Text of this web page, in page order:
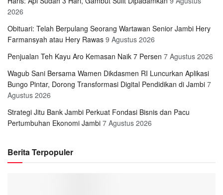
2026
Obituari: Telah Berpulang Seorang Wartawan Senior Jambi Hery
Farmansyah atau Hery Rawas 9 Agustus 2026
Penjualan Teh Kayu Aro Kemasan Naik 7 Persen 7 Agustus 2026
Wagub Sani Bersama Wamen Dikdasmen RI Luncurkan Aplikasi
Bungo Pintar, Dorong Transformasi Digital Pendidikan di Jambi 7
Agustus 2026
Strategi Jitu Bank Jambi Perkuat Fondasi Bisnis dan Pacu
Pertumbuhan Ekonomi Jambi 7 Agustus 2026
Berita Terpopuler